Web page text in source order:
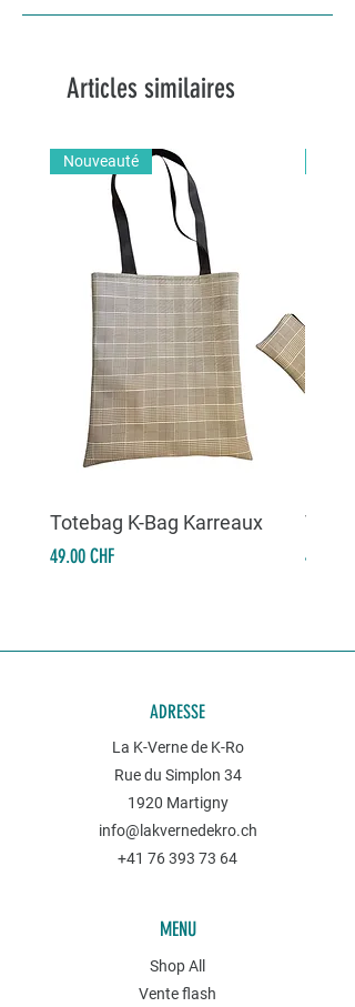
Articles similaires
Nouveauté
Totebag K-Bag Karreaux
Prix
49.00 CHF Prix
49.00
ADRESSE
La K-Verne de K-Ro
Rue du Simplon 34
1920 Martigny
info@lakvernedekro.ch
+41 76 393 73 64
MENU
Shop All
Vente flash